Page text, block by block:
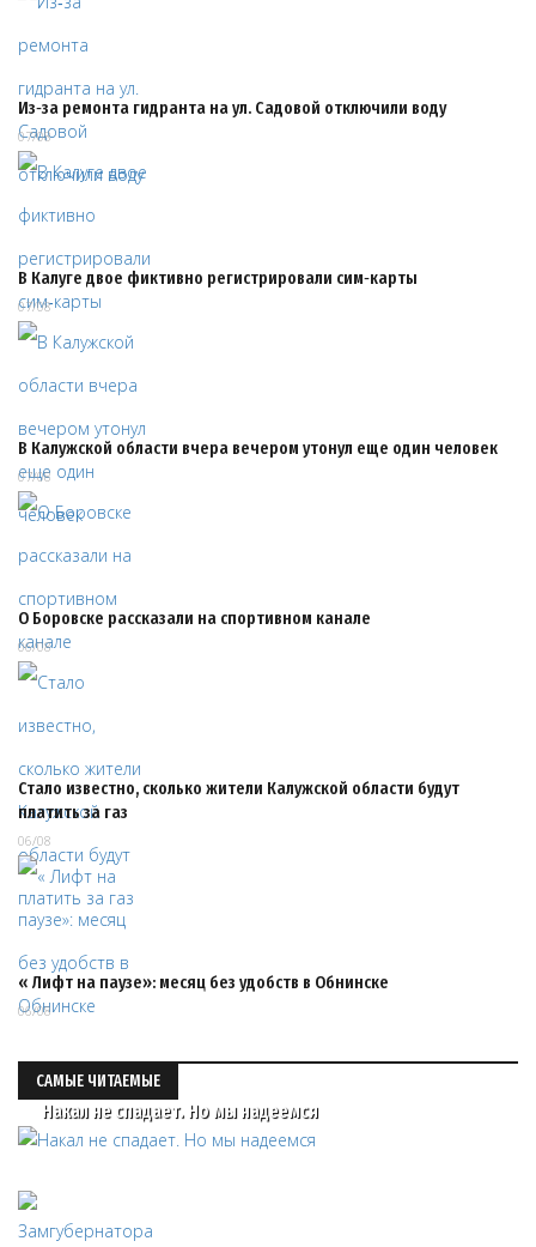
Из‑за ремонта гидранта на ул. Садовой отключили воду
07/08
В Калуге двое фиктивно регистрировали сим‑карты
07/08
В Калужской области вчера вечером утонул еще один человек
07/08
О Боровске рассказали на спортивном канале
06/08
Стало известно, сколько жители Калужской области будут
платить за газ
06/08
« Лифт на паузе»: месяц без удобств в Обнинске
06/08
САМЫЕ ЧИТАЕМЫЕ
Накал не спадает. Но мы надеемся